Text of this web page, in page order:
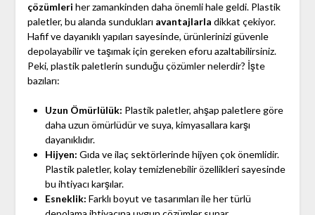
çözümleri her zamankinden daha önemli hale geldi. Plastik
paletler, bu alanda sundukları avantajlarla dikkat çekiyor.
Hafif ve dayanıklı yapıları sayesinde, ürünlerinizi güvenle
depolayabilir ve taşımak için gereken eforu azaltabilirsiniz.
Peki, plastik paletlerin sunduğu çözümler nelerdir? İşte
bazıları:
Uzun Ömürlülük: Plastik paletler, ahşap paletlere göre
daha uzun ömürlüdür ve suya, kimyasallara karşı
dayanıklıdır.
Hijyen: Gıda ve ilaç sektörlerinde hijyen çok önemlidir.
Plastik paletler, kolay temizlenebilir özellikleri sayesinde
bu ihtiyacı karşılar.
Esneklik: Farklı boyut ve tasarımları ile her türlü